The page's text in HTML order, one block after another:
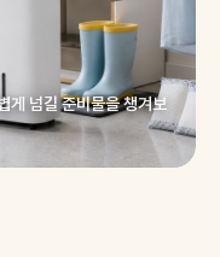
게 넘길 준비물을 챙겨보